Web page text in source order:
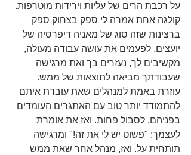
על רכבת הרים של עליות וירידות מוטרפות.
קולגה אחת אמרה לי ספק בצחוק ספק
ברצינות שזה סוג של מאניה דיפרסיה של
יועצים. לפעמים את עושה עבודה מעולה,
מקשיבים לך, נעזרים בך ואת מרגישה
שעבודתך מביאה לתוצאות של ממש.
עוזרת באמת למנהלים שאת עובדת איתם
להתמודד יותר טוב עם האתגרים העומדים
בפניהם. לסבול פחות. ואז את אומרת
לעצמך: "פשוט יש לי את זה!" ומרגישה
תותחית על. ואז, מנהל אחר שאת ממש